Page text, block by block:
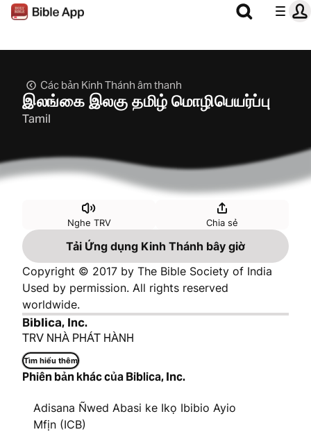
Các bản Kinh Thánh âm thanh
இலங்கை இலகு தமிழ் மொழிபெயர்ப்பு
Tamil
Nghe TRV Chia sẻ
Tải Ứng dụng Kinh Thánh bây giờ
Copyright © 2017 by The Bible Society of India
Used by permission. All rights reserved
worldwide.
Biblica, Inc.
TRV NHÀ PHÁT HÀNH
Tìm hiểu thêm
Phiên bản khác của Biblica, Inc.
Adisana Ñwed Abasi ke Ikọ Ibibio Ayio
Mfịn (ICB)